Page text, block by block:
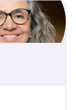
de quién
interior, sanar
la
y enseñarte
familiar con amor,
desde una
la historia